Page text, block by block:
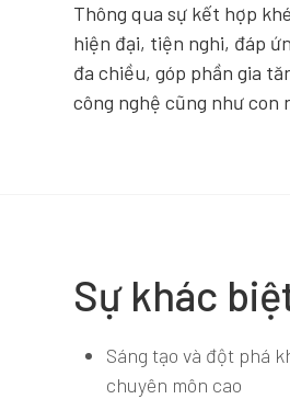
Thông qua sự kết hợp
hiện đại, tiện nghi, đáp
đa chiều, góp phần gia
công nghệ cũng như con
Sự khác
Sáng tạo và đột phá
chuyên môn cao